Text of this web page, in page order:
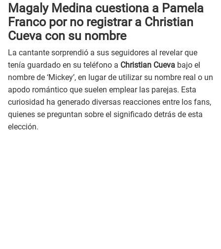
Magaly Medina cuestiona a Pamela
Franco por no registrar a Christian
Cueva con su nombre
La cantante sorprendió a sus seguidores al revelar que
tenía guardado en su teléfono a Christian Cueva bajo el
nombre de ‘Mickey’, en lugar de utilizar su nombre real o un
apodo romántico que suelen emplear las parejas. Esta
curiosidad ha generado diversas reacciones entre los fans,
quienes se preguntan sobre el significado detrás de esta
elección.